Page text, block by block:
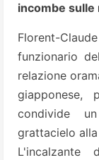
incombe
Florent-
funzionario
relazione
condivide
grattacielo
L'incalzante